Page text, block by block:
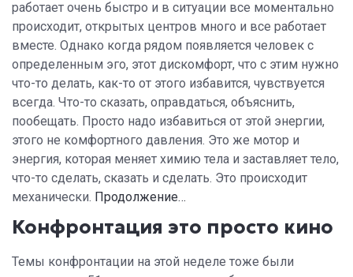
работает очень быстро и в ситуации все моментально
происходит, открытых центров много и все работает
вместе. Однако когда рядом появляется человек с
определенным эго, этот дискомфорт, что с этим нужно
что-то делать, как-то от этого избавится, чувствуется
всегда. Что-то сказать, оправдаться, объяснить,
пообещать. Просто надо избавиться от этой энергии,
этого не комфортного давления. Это же мотор и
энергия, которая меняет химию тела и заставляет тело,
что-то сделать, сказать и сделать. Это происходит
механически. Продолжение…
Конфронтация это просто кино
Темы конфронтации на этой неделе тоже были